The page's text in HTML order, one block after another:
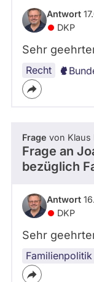
Antwort
DKP
Sehr
Recht
Frage von Klaus
Frage an
bezüglich
Antwort
DKP
Sehr
Familienpolitik